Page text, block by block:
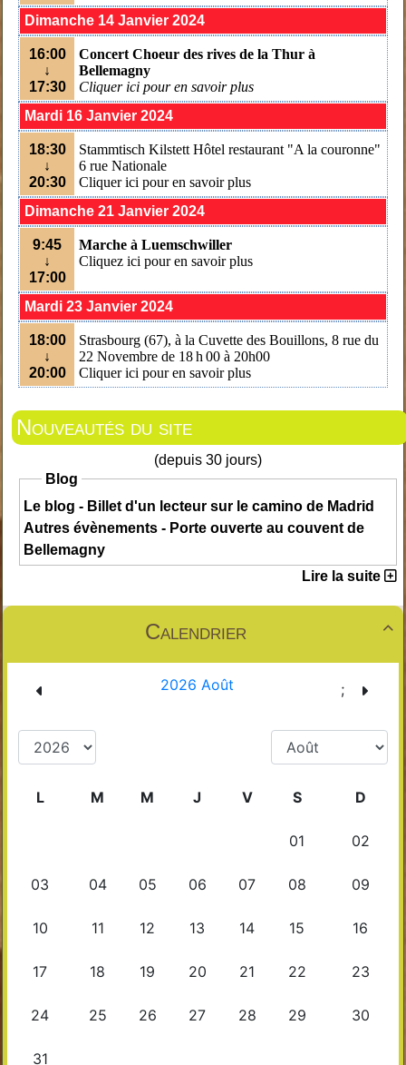

Calendrier
Dimanche 14 Janvier 2024
16:00
↓
17:30
Concert Choeur des rives de la Thur à
Bellemagny
Cliquer ici pour en savoir plus
Mardi 16 Janvier 2024
18:30
↓
20:30
Stammtisch Kilstett Hôtel restaurant "A la couronne"
6 rue Nationale
Cliquer ici pour en savoir plus
Dimanche 21 Janvier 2024
9:45
↓
17:00
Marche à Luemschwiller
Cliquez ici pour en savoir plus
Mardi 23 Janvier 2024
18:00
↓
20:00
Strasbourg (67), à la Cuvette des Bouillons, 8 rue du
22 Novembre de 18 h 00 à 20h00
Cliquer ici pour en savoir plus
Nouveautés du site
(depuis 30 jours)
Blog
Le blog - Billet d'un lecteur sur le camino de Madrid
Autres évènements - Porte ouverte au couvent de
Bellemagny
Lire la suite